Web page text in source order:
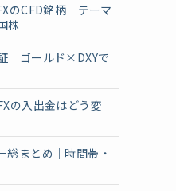
のCFD銘柄｜テーマ
株
｜ゴールド×DXYで
の入出金はどう変
総まとめ｜時間帯・